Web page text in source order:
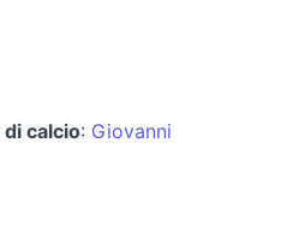
calcio: Giovanni